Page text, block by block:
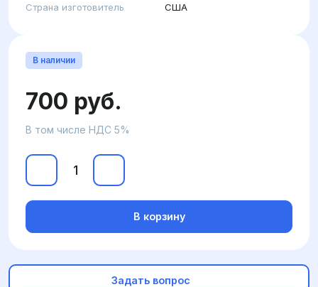
Страна изготовитель
США
В наличии
700 руб.
В том числе НДС 5%
В корзину
Задать вопрос